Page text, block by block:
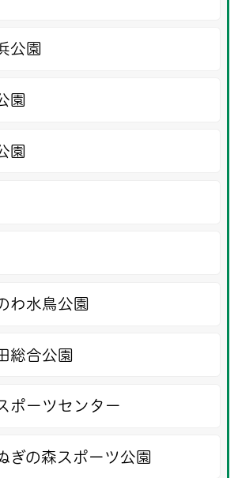
公園
園
園
わ水鳥公園
総合公園
ポーツセンター
ぎの森スポーツ公園